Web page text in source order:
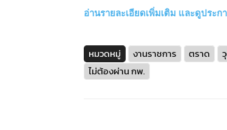
อ่านรายละเอียดเพิ่มเติม และดูประ
หมวดหมู่ งานราชการ ตราด
ไม่ต้องผ่าน กพ.